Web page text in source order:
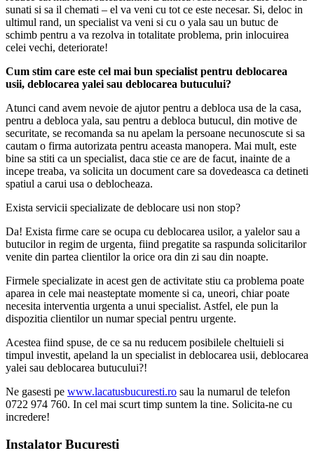
sunati si sa il chemati – el va veni cu tot ce este necesar. Si, deloc in
ultimul rand, un specialist va veni si cu o yala sau un butuc de
schimb pentru a va rezolva in totalitate problema, prin inlocuirea
celei vechi, deteriorate!
Cum stim care este cel mai bun specialist pentru deblocarea
usii, deblocarea yalei sau deblocarea butucului?
Atunci cand avem nevoie de ajutor pentru a debloca usa de la casa,
pentru a debloca yala, sau pentru a debloca butucul, din motive de
securitate, se recomanda sa nu apelam la persoane necunoscute si sa
cautam o firma autorizata pentru aceasta manopera. Mai mult, este
bine sa stiti ca un specialist, daca stie ce are de facut, inainte de a
incepe treaba, va solicita un document care sa dovedeasca ca detineti
spatiul a carui usa o deblocheaza.
Exista servicii specializate de deblocare usi non stop?
Da! Exista firme care se ocupa cu deblocarea usilor, a yalelor sau a
butucilor in regim de urgenta, fiind pregatite sa raspunda solicitarilor
venite din partea clientilor la orice ora din zi sau din noapte.
Firmele specializate in acest gen de activitate stiu ca problema poate
aparea in cele mai neasteptate momente si ca, uneori, chiar poate
necesita interventia urgenta a unui specialist. Astfel, ele pun la
dispozitia clientilor un numar special pentru urgente.
Acestea fiind spuse, de ce sa nu reducem posibilele cheltuieli si
timpul investit, apeland la un specialist in deblocarea usii, deblocarea
yalei sau deblocarea butucului?!
Ne gasesti pe www.lacatusbucuresti.ro sau la numarul de telefon
0722 974 760. In cel mai scurt timp suntem la tine. Solicita-ne cu
incredere!
Instalator Bucuresti